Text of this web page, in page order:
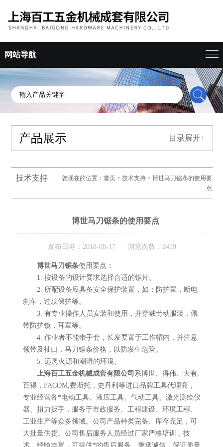
网站导航
产品展示 目录展开+
技术支持 您现在的位置： 首页> 技术支持> 博世马刀锯条的使用要
点
博世马刀锯条的使用要点
发布日期：2018-08-17 浏览次数：2419
博世马刀锯条使用要点：
1. 按设备的设计要求选择合适的锯片。
2. 所配设备应具备安全保护装置，如：防护罩，断电
刹车，过载保护等。
3. 有专业操作人员安装和使用，并穿戴劳动服装，佩
带防护镜，耳罩等。
4. 作业者不能带手套，长发要置于工作帽内，并注意
领带及袖口，马刀锯条价格，以防发生危险。
5. 远离火源和潮湿的环境。
上海百工五金机械成套有限公司 系博世、得伟、大有,
百得，FACOM,费斯托，史丹利等进口品牌工具代理商，
专业经营各*电动工具、液压工具、气动工具、激光测绘仪
器、扭力扳手，服务于市政服务、工程建设、环境工程、
工业生产等众多领域。公司产品种类完备、库存充足，可
大批量供货。公司售后服务人员经过厂家严格培训，技
术、经验丰富，可提供*的售后服务。秉承诚信，保证质量